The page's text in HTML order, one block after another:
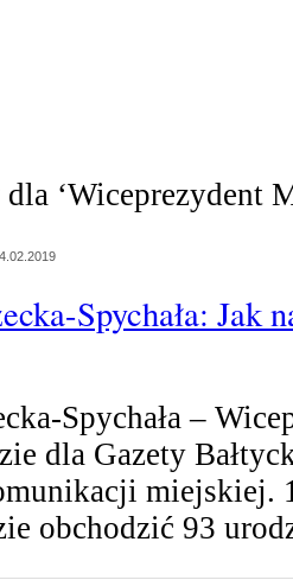
‘Wiceprezydent
4.02.2019
Spychała: Jak
Spychała –
dla Gazety
miejskiej.
obchodzić 93